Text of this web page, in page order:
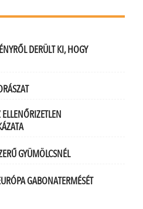
DERÜLT KI, HOGY
GYÜMÖLCSNÉL
GABONATERMÉSÉT